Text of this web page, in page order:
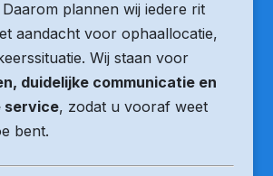
plannen wij iedere rit
aandacht voor ophaallocatie,
Wij staan voor
duidelijke communicatie en
service, zodat u vooraf weet
bent.